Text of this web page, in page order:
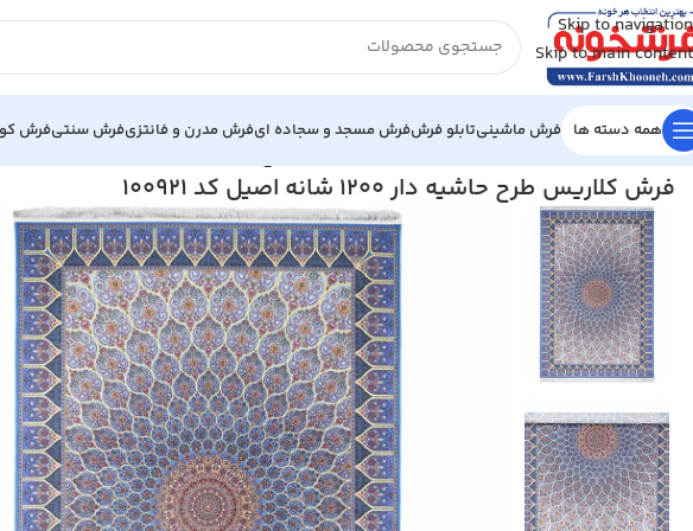
Skip to navigation
Skip to main content
همه دسته ها فرش ماشینیتابلو فرشفرش مسجد و سجاده ایفرش مدرن و فانتزیفرش سنتیفرش
خانه/فرش ماشینی
فرش کلاریس طرح حاشیه دار 1200 شانه اصیل کد 100921